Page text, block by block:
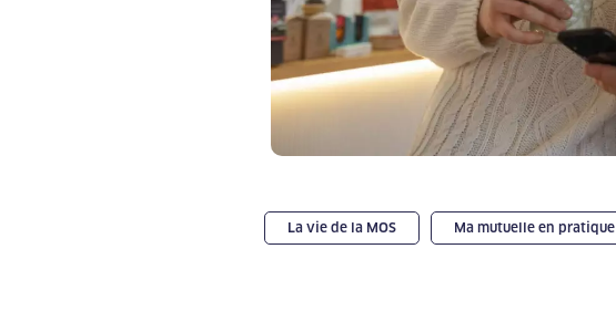
La vie de la MOS Ma mutuelle en pratique